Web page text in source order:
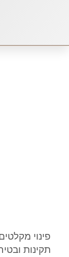
פינוי
תקינות